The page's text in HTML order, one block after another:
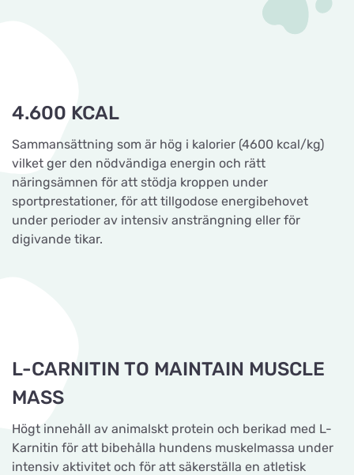
4.600 KCAL
Sammansättning som är hög i kalorier (4600 kcal/kg)
vilket ger den nödvändiga energin och rätt
näringsämnen för att stödja kroppen under
sportprestationer, för att tillgodose energibehovet
under perioder av intensiv ansträngning eller för
digivande tikar.
L-CARNITIN TO MAINTAIN MUSCLE
MASS
Högt innehåll av animalskt protein och berikad med L-
Karnitin för att bibehålla hundens muskelmassa under
intensiv aktivitet och för att säkerställa en atletisk